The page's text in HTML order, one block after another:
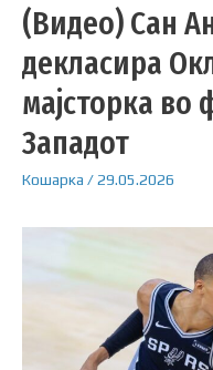
(Видео) Сан
декласира
мајсторка во
Западот
Кошарка /29.05.2026